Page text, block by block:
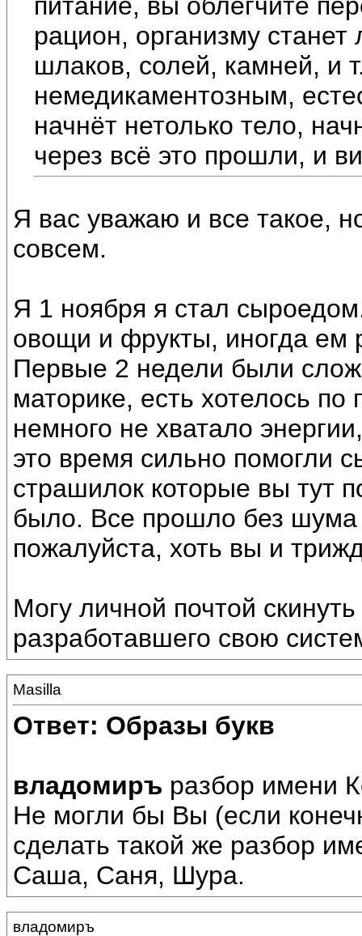
рацион, организму
шлаков, солей, камней, и
немедикаментозным,
начнёт нетолько тело,
через всё это прошли, и
Я вас уважаю и все такое,
совсем.
Я 1 ноября я стал
овощи и фрукты, иногда ем
Первые 2 недели были
маторике, есть хотелось
немного не хватало
это время сильно помогли
страшилок которые вы тут
было. Все прошло без шума
пожалуйста, хоть вы и
Могу личной почтой
разработавшего свою
Masilla
Ответ: Образы букв
владомиръ разбор имени
Не могли бы Вы (если
сделать такой же разбор
Саша, Саня, Шура.
владомиръ